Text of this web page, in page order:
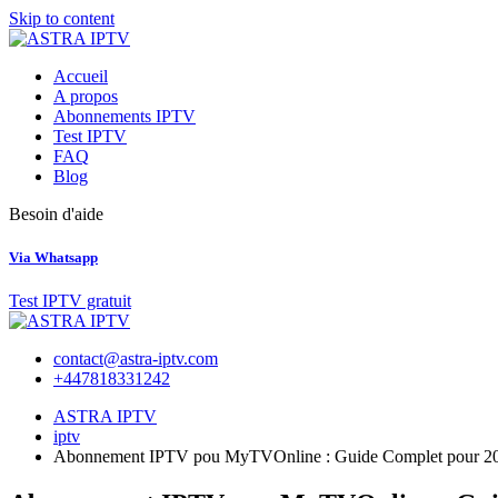
Skip to content
Accueil
A propos
Abonnements IPTV
Test IPTV
FAQ
Blog
Besoin d'aide
Via Whatsapp
Test IPTV gratuit
contact@astra-iptv.com
+447818331242
ASTRA IPTV
iptv
Abonnement IPTV pou MyTVOnline : Guide Complet pour